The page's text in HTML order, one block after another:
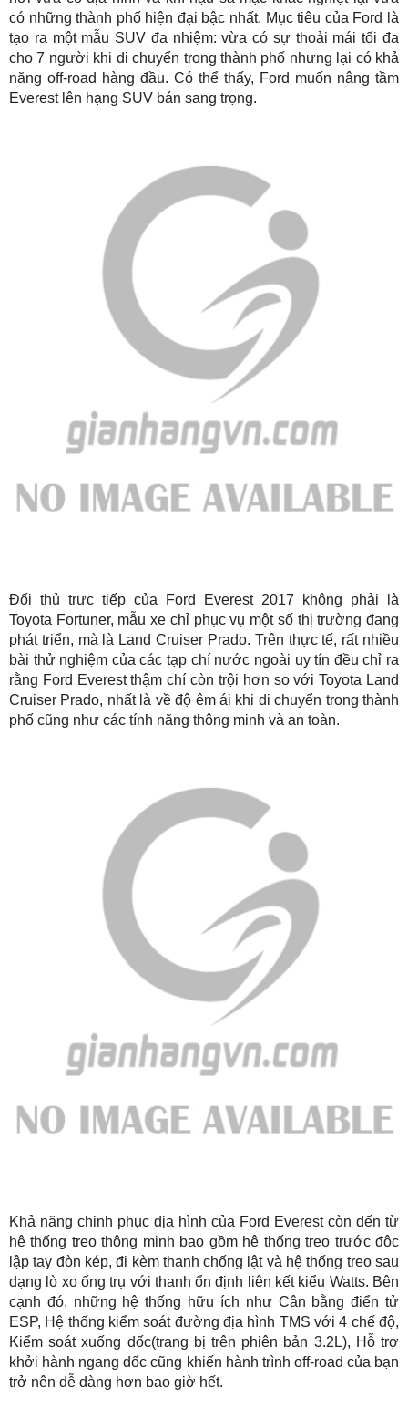
có những thành phố hiện đại bậc nhất. Mục tiêu của Ford là
tạo ra một mẫu SUV đa nhiệm: vừa có sự thoải mái tối đa
cho 7 người khi di chuyển trong thành phố nhưng lại có khả
năng off-road hàng đầu. Có thể thấy, Ford muốn nâng tầm
Everest lên hạng SUV bán sang trọng.
Đối thủ trực tiếp của Ford Everest 2017 không phải là
Toyota Fortuner, mẫu xe chỉ phục vụ một số thị trường đang
phát triển, mà là Land Cruiser Prado. Trên thực tế, rất nhiều
bài thử nghiệm của các tạp chí nước ngoài uy tín đều chỉ ra
rằng Ford Everest thậm chí còn trội hơn so với Toyota Land
Cruiser Prado, nhất là về độ êm ái khi di chuyển trong thành
phố cũng như các tính năng thông minh và an toàn.
Khả năng chinh phục địa hình của Ford Everest còn đến từ
hệ thống treo thông minh bao gồm hệ thống treo trước độc
lập tay đòn kép, đi kèm thanh chống lật và hệ thống treo sau
dạng lò xo ống trụ với thanh ổn định liên kết kiểu Watts. Bên
cạnh đó, những hệ thống hữu ích như Cân bằng điển tử
ESP, Hệ thống kiểm soát đường địa hình TMS với 4 chế độ,
Kiểm soát xuống dốc(trang bị trên phiên bản 3.2L), Hỗ trợ
khởi hành ngang dốc cũng khiến hành trình off-road của bạn
trở nên dễ dàng hơn bao giờ hết.